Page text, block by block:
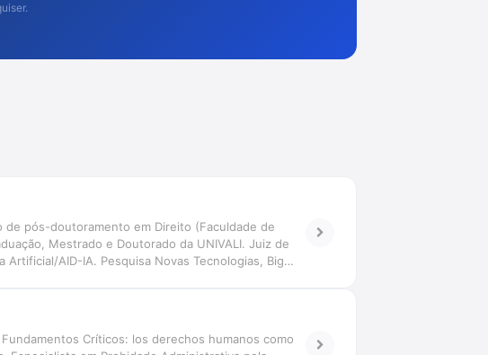
de pós-doutoramento em Direito (Faculdade de
Mestrado e Doutorado da UNIVALI. Juiz de
AID-IA. Pesquisa Novas Tecnologias, Big
Críticos: los derechos humanos como